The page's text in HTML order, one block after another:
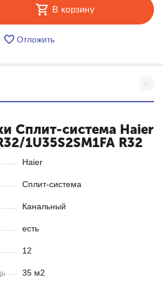
В корзину
Отложить
Сплит-система Haier
1U35S2SM1FA R32
Haier
Сплит-система
Канальный
есть
12
35 м2